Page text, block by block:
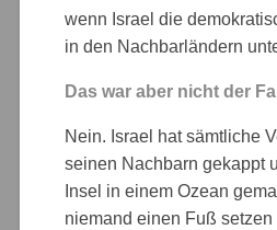
wenn Israel die
in den Nachbarländern
Das war aber nicht der
Nein. Israel hat sämtliche
seinen Nachbarn gekappt
Insel in einem Ozean
niemand einen Fuß